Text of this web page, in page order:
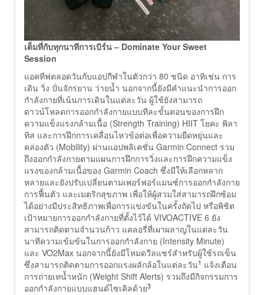
เต็มที่กับทุกนาทีการเบิร์น – Dominate Your Sweet
Session
แอคทีฟตลอดวันกับแอปกีฬาในตัวกว่า 80 ชนิด อาทิเช่น การ
เดิน วิ่ง ปั่นจักรยาน ว่ายน้ำ นอกจากนี้ยังมีคำแนะนำการออก
กำลังกายที่เน้นการเดินในแต่ละวัน ผู้ใช้ยังสามารถ
ดาวน์โหลดการออกกำลังกายแบบทีละขั้นตอนของการฝึก
ความแข็งแรงกล้ามเนื้อ (Strength Training) HIIT โยคะ พิลา
ทิส และการฝึกการเคลื่อนไหวข้อต่อเพื่อความยืดหยุ่นและ
คล่องตัว (Mobility) ผ่านแอปพลิเคชั่น Garmin Connect รวม
ถึงออกกำลังกายตามแผนการฝึกการวิ่งและการฝึกความแข็ง
แรงของกล้ามเนื้อของ Garmin Coach ซึ่งมีให้เลือกหลาก
หลายและยังปรับเปลี่ยนตามเพอร์ฟอร์แมนซ์การออกกำลังกาย
การฟื้นตัว และเมตริกสุขภาพ เพื่อให้ผู้สวมใส่สามารถฝึกซ้อม
ได้อย่างมีประสิทธิภาพเพื่อการแข่งขันในครั้งถัดไป หรือพิชิต
เป้าหมายการออกกำลังกายที่ตั้งไว้ได้ VIVOACTIVE 6 ยัง
สามารถติดตามจำนวนก้าว แคลอรี่ที่เผาผลาญในแต่ละวัน
นาทีความเข้มข้นในการออกกำลังกาย (Intensity Minute)
และ VO2Max นอกจากนี้ยังมีโหมดวีลแชร์สำหรับผู้ใช้รถเข็น
ซึ่งสามารถติดตามการออกแรงผลักล้อในแต่ละวัน1 แจ้งเตือน
การถ่ายเทน้ำหนัก (Weight Shift Alerts) รวมถึงมีกิจกรรมการ
ออกกำลังกายแบบแฮนด์ไซเคิลด้วย3